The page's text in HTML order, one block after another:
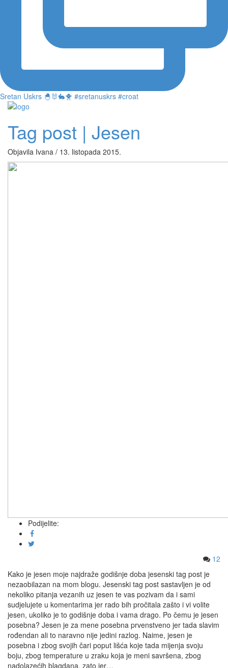
Sretan Uskrs 🐣🐰🐇🐥 #sretanuskrs #croat
Tag post | Jesen
Objavila Ivana / 13. listopada 2015.
Podijelite:
12
Kako je jesen moje najdraže godišnje doba jesenski tag post je
nezaobilazan na mom blogu. Jesenski tag post sastavljen je od
nekoliko pitanja vezanih uz jesen te vas pozivam da i sami
sudjelujete u komentarima jer rado bih pročitala zašto i vi volite
jesen, ukoliko je to godišnje doba i vama drago. Po čemu je jesen
posebna? Jesen je za mene posebna prvenstveno jer tada slavim
rođendan ali to naravno nije jedini razlog. Naime, jesen je
posebna i zbog svojih čari poput lišća koje tada mijenja svoju
boju, zbog temperature u zraku koja je meni savršena, zbog
nadolazećih blagdana, zato jer…